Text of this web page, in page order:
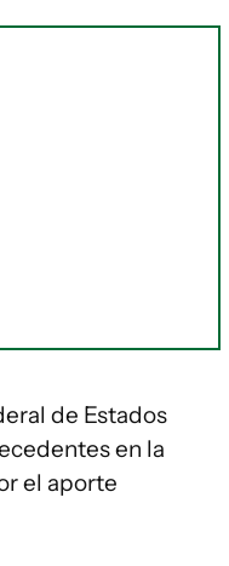
de Estados
en la
el aporte